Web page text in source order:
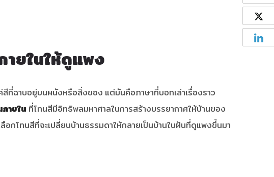
ายในให้ดูแพง
ที่ฉาบอยู่บนผนังหรือสิ่งของ แต่มันคือภาษาที่บอกเล่าเรื่องราว
ายใน ที่โทนสีมีอิทธิพลมหาศาลในการสร้างบรรยากาศให้บ้านของ
โทนสีที่จะเปลี่ยนบ้านธรรมดาให้กลายเป็นบ้านในฝันที่ดูแพงขึ้นมา